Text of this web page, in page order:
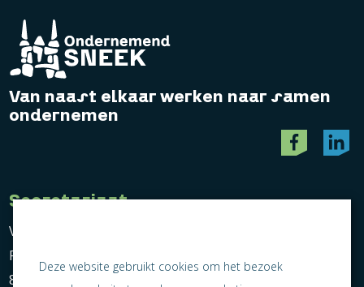
Van naast elkaar werken naar samen
ondernemen
Secretariaat
Vereniging Ondernemend Sneek
Postbus 464
8600 AL Sneek
Deze website gebruikt cookies om het bezoek